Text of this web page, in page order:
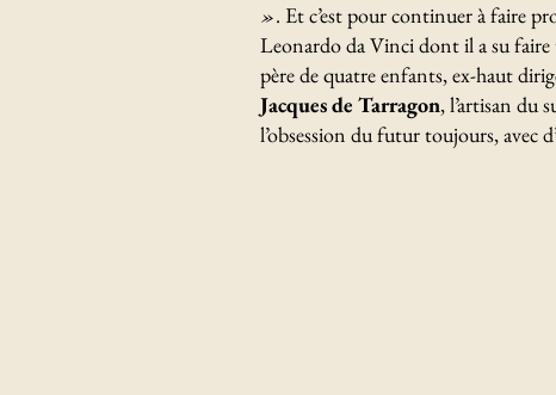
». Et c’est pour continuer à faire
Leonardo da Vinci dont il a su
père de quatre enfants, ex-haut
Jacques de Tarragon, l’artisan du
l’obsession du futur toujours, avec